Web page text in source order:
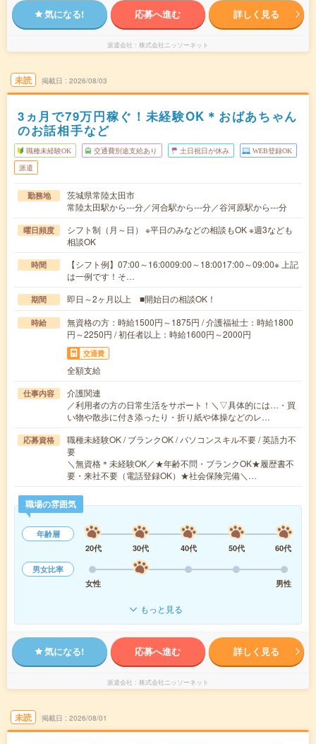
気になる! 応募へ進む 詳しく見る
派遣会社 株式会社ニッソーネット
未読 掲載日 2026/08/03
3ヵ月で79万円稼ぐ！未経験OK＊おばあちゃん
のお話相手など
職種未経験OK 交通費別途支給あり 土日祝日が休み WEB登録OK
派遣
勤務地
茨城県常陸太田市
常陸太田駅から---分／河合駅から---分／谷河原駅から---分
曜日頻度
シフト制（月～日） ※平日のみなどの相談もOK ※週3なども
相談OK
時間
【シフト例】07:00～16:0009:00～18:0017:00～09:00※ 上記
は一例です！そ…
期間 即日～2ヶ月以上 ■開始日の相談OK！
時給
無資格の方：時給1500円～1875円 / 介護福祉士：時給1800
円～2250円 / 初任者以上：時給1600円～2000円
交通費
全額支給
仕事内容
介護関連
／利用者の方の日常生活をサポート！＼▽具体的には…・買
い物や散歩に付き添ったり・折り紙や体操などのレ…
応募資格
職種未経験OK / ブランクOK / パソコンスキル不要 / 英語力不
要
＼無資格＊未経験OK／★年齢不問・ブランクOK★履歴書不
要・来社不要（電話登録OK）★社会保険完備＼…
職場の雰囲気
年齢層
20代
30代 40代 50代
60代
男女比率
女性
男性
もっと見る
気になる! 応募へ進む 詳しく見る
派遣会社 株式会社ニッソーネット
未読 掲載日 2026/08/01